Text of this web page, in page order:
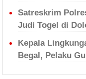
Satreskrim
Judi Togel di
Kepala
Begal, Pelaku